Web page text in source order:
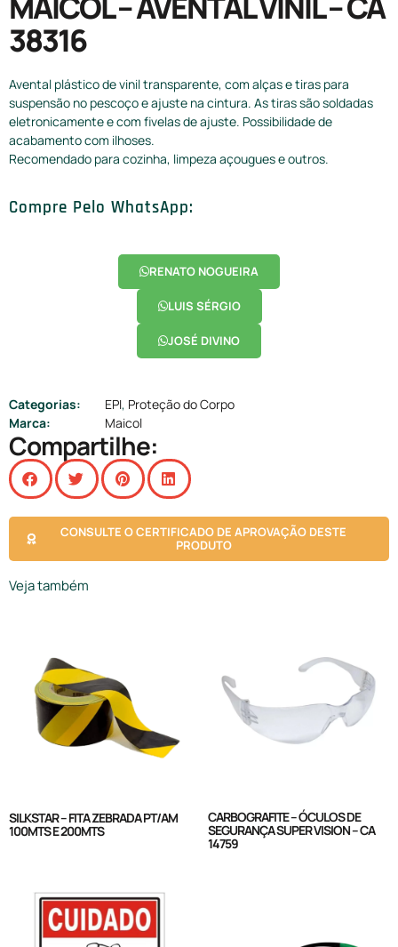
38316
Avental plástico de vinil transparente, com alças e tiras para
suspensão no pescoço e ajuste na cintura. As tiras são soldadas
eletronicamente e com fivelas de ajuste. Possibilidade de
acabamento com ilhoses.
Recomendado para cozinha, limpeza açougues e outros.
Compre Pelo WhatsApp:
RENATO NOGUEIRA
LUIS SÉRGIO
JOSÉ DIVINO
Categorias: EPI, Proteção do Corpo
Marca:
Maicol
Compartilhe:
CONSULTE O CERTIFICADO DE APROVAÇÃO DESTE
PRODUTO
Veja também
SILKSTAR – FITA ZEBRADA PT/AM
100MTS E 200MTS
CARBOGRAFITE – ÓCULOS DE
SEGURANÇA SUPER VISION – CA
14759